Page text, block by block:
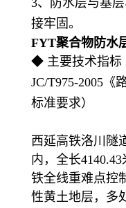
3、防水层与基
接牢固。
FYT聚合物防水
◆ 主要技术指标
JC/T975-2005《
标准要求）
西延高铁洛川隧
内，全长
铁全线重难点控
性黄土地层，多